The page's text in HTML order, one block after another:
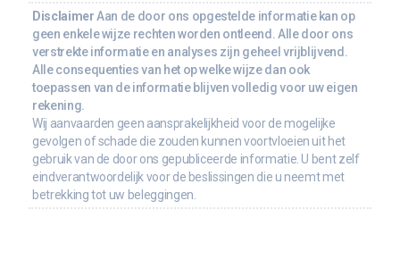
Disclaimer Aan de door ons opgestelde informatie kan op
geen enkele wijze rechten worden ontleend. Alle door ons
verstrekte informatie en analyses zijn geheel vrijblijvend.
Alle consequenties van het op welke wijze dan ook
toepassen van de informatie blijven volledig voor uw eigen
rekening.
Wij aanvaarden geen aansprakelijkheid voor de mogelijke
gevolgen of schade die zouden kunnen voortvloeien uit het
gebruik van de door ons gepubliceerde informatie. U bent zelf
eindverantwoordelijk voor de beslissingen die u neemt met
betrekking tot uw beleggingen.